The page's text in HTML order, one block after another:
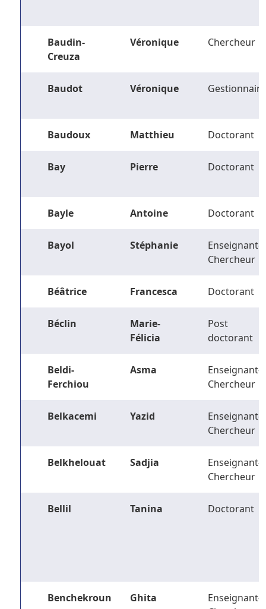
Baudin-
Creuza
Véronique Chercheur
Baudot Véronique Gestionnaire
Baudoux Matthieu Doctorant
Bay Pierre Doctorant
Bayle Antoine Doctorant
Bayol Stéphanie
Enseignant-
Chercheur
Béâtrice Francesca Doctorant
Béclin
Marie-
Félicia
Post
doctorant
Beldi-
Ferchiou
Asma
Enseignant-
Chercheur
Belkacemi Yazid
Enseignant-
Chercheur
Belkhelouat Sadjia
Enseignant-
Chercheur
Bellil Tanina Doctorant
Benchekroun Ghita
Enseignant-